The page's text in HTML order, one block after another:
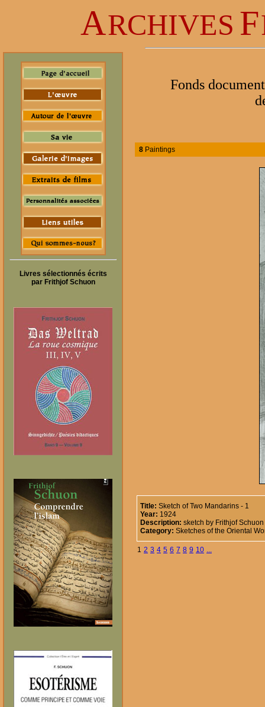
ARCHIVES F
Livres sélectionnés écrits
par Frithjof Schuon
Fonds
8 Paintings
Title: Sketch of Two Mandarins - 1
Year: 1924
Description: sketch by Frithjof
Category: Sketches of the Oriental
1 2 3 4 5 6 7 8 9 10 ...